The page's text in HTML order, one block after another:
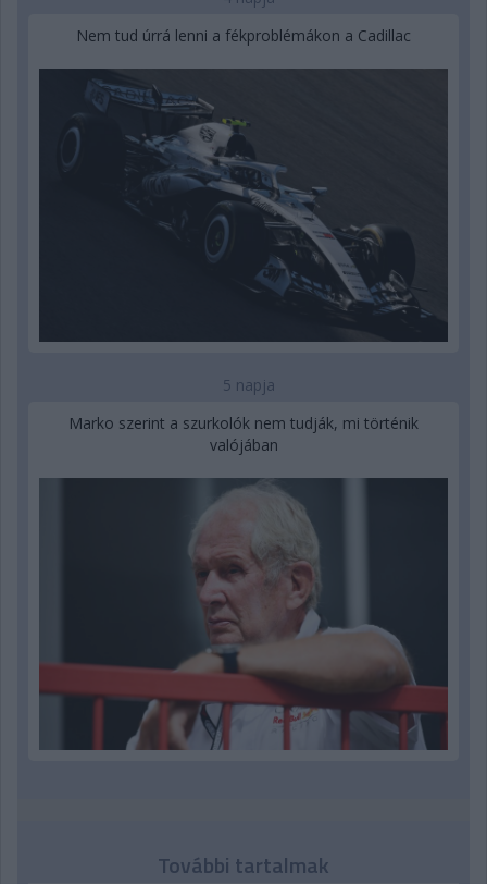
Nem tud úrrá lenni a fékproblémákon a Cadillac
5 napja
Marko szerint a szurkolók nem tudják, mi történik
valójában
További tartalmak